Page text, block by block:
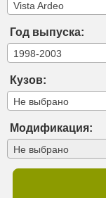
Vista Ardeo
Год выпуска:
1998-2003
Кузов:
Не выбрано
Модификация:
Не выбрано